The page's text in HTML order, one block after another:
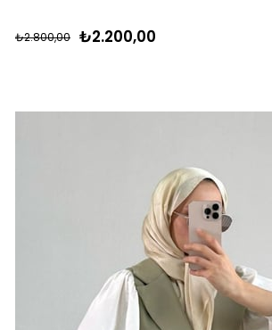
₺2.200,00
₺2.800,00